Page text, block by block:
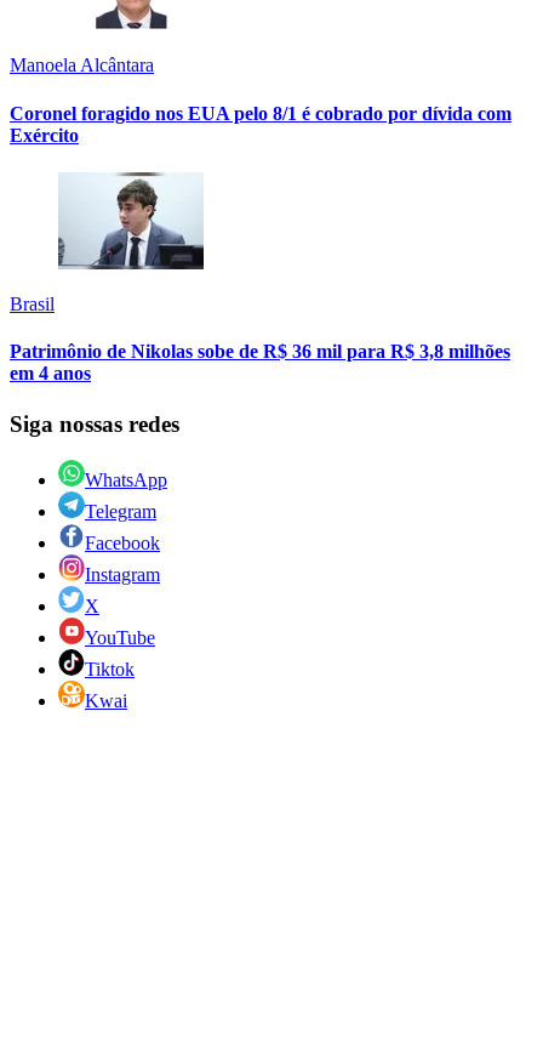
Manoela Alcântara
Coronel foragido nos EUA pelo 8/1 é cobrado por dívida com
Exército
Brasil
Patrimônio de Nikolas sobe de R$ 36 mil para R$ 3,8 milhões
em 4 anos
Siga nossas redes
WhatsApp
Telegram
Facebook
Instagram
X
YouTube
Tiktok
Kwai